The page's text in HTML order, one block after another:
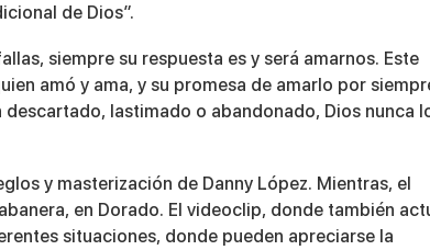
de Dios”.
siempre su respuesta es y será amarnos. Este
amó y ama, y su promesa de amarlo por
lastimado o abandonado, Dios nunca
y masterización de Danny López. Mientras, el
en Dorado. El videoclip, donde también
situaciones, donde pueden apreciarse la